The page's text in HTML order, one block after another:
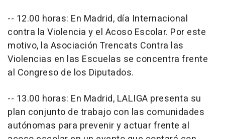
-- 12.00 horas: En Madrid, día Internacional
contra la Violencia y el Acoso Escolar. Por este
motivo, la Asociación Trencats Contra las
Violencias en las Escuelas se concentra frente
al Congreso de los Diputados.
-- 13.00 horas: En Madrid, LALIGA presenta su
plan conjunto de trabajo con las comunidades
autónomas para prevenir y actuar frente al